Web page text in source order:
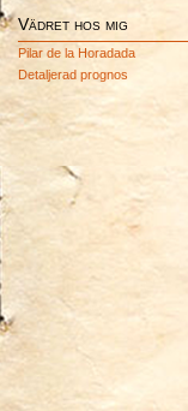
Vädret hos mig
Pilar de la Horadada
Detaljerad prognos